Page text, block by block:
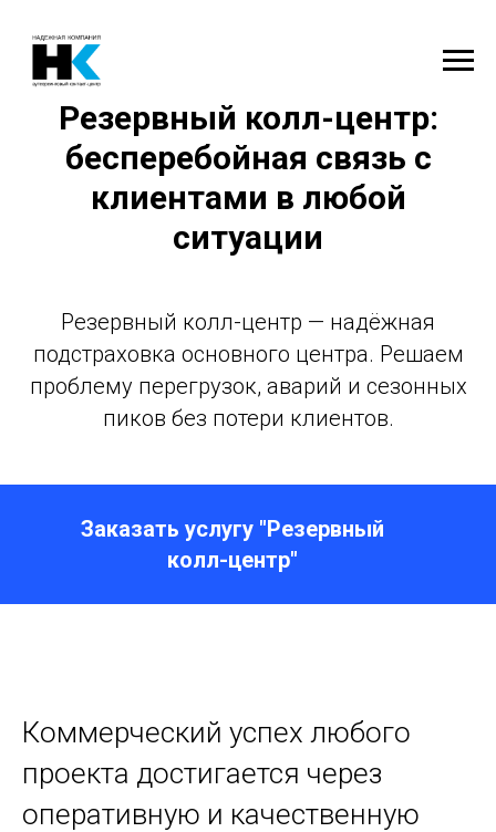
Резервный колл-центр:
бесперебойная связь с
клиентами в любой
ситуации
Резервный колл-центр — надёжная
подстраховка основного центра. Решаем
проблему перегрузок, аварий и сезонных
пиков без потери клиентов.
Заказать услугу "Резервный
колл-центр"
Коммерческий успех любого
проекта достигается через
оперативную и качественную